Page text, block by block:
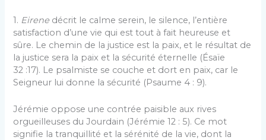
1. Eirenedécrit le calme serein, le silence, l’entière
satisfaction d’une vie qui est tout à fait heureuse et
sûre. Le chemin de la justice est la paix, et le résultat de
la justice sera la paix et la sécurité éternelle (Ésaïe
32 :17). Le psalmiste se couche et dort en paix, car le
Seigneur lui donne la sécurité (Psaume 4 : 9).
Jérémie oppose une contrée paisible aux rives
orgueilleuses du Jourdain (Jérémie 12 : 5). Ce mot
signifie la tranquillité et la sérénité de la vie, dont la